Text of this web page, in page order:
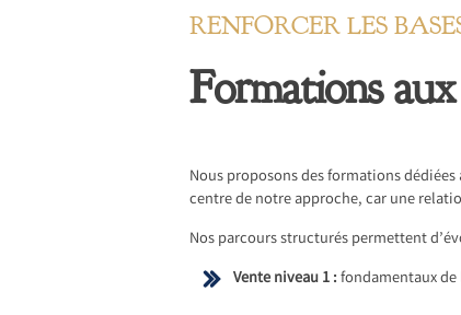
RENFORCER LES
Formations
Nous proposons des formations dédiées
centre de notre approche, car une
Nos parcours structurés permettent
Vente niveau 1 :fondamentaux